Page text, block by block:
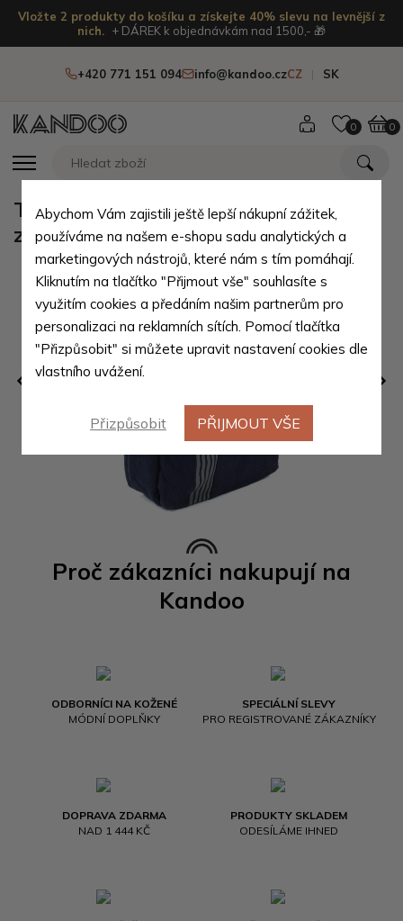
Vložte 2 produkty do košíku a získejte 40% slevu na levnější z
nich.
+ DÁREK k objednávkám nad 1500,- 🎁
+420 771 151 094 info@kandoo.czCZ SK
0 0
Proč zákazníci nakupují na
Kandoo
ODBORNÍCI NA KOŽENÉ
MÓDNÍ DOPLŇKY
SPECIÁLNÍ SLEVY
PRO REGISTROVANÉ ZÁKAZNÍKY
DOPRAVA ZDARMA
NAD 1 444 KČ
PRODUKTY SKLADEM
ODESÍLÁME IHNED
Tmavě modrá pánská praktická
zipová crossbody taška Bertrand
Abychom Vám zajistili ještě lepší nákupní zážitek,
používáme na našem e-shopu sadu analytických a
marketingových nástrojů, které nám s tím pomáhají.
Kliknutím na tlačítko "Přijmout vše" souhlasíte s
využitím cookies a předáním našim partnerům pro
personalizaci na reklamních sítích. Pomocí tlačítka
"Přizpůsobit" si můžete upravit nastavení cookies dle
vlastního uvážení.
Přizpůsobit PŘIJMOUT VŠE